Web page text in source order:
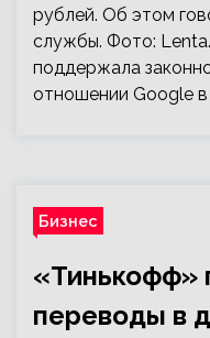
рублей. Об этом
службы. Фото:
поддержала
отношении Google в
Бизнес
«Тинькофф»
переводы в